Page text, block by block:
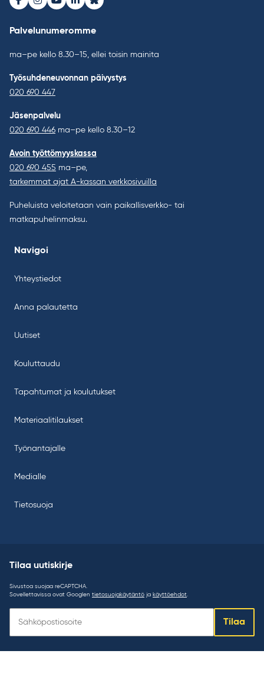
Facebook
Instagram
Youtube
LinkedInBluesky
Palvelunumeromme
ma–pe kello 8.30–15, ellei toisin mainita
Työsuhdeneuvonnan päivystys
020 690 447
Jäsenpalvelu
020 690 446 ma–pe kello 8.30–12
Avoin työttömyyskassa
020 690 455 ma–pe,
tarkemmat ajat A-kassan verkkosivuilla
Puheluista veloitetaan vain paikallisverkko- tai
matkapuhelinmaksu.
Navigoi
Yhteystiedot
Anna palautetta
Uutiset
Kouluttaudu
Tapahtumat ja koulutukset
Materiaalitilaukset
Työnantajalle
Medialle
Tietosuoja
Tilaa uutiskirje
Sivustoa suojaa reCAPTCHA.
Sovellettavissa ovat Googlen tietosuojakäytäntö ja käyttöehdot.
uutiskirje:
Tilaa